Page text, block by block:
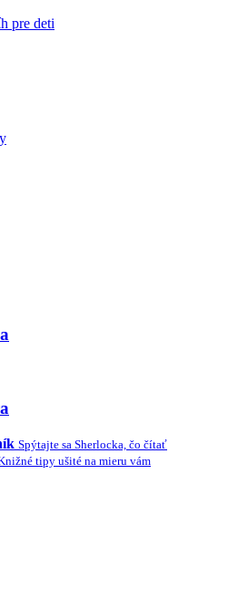
pre deti
Spýtajte sa Sherlocka, čo čítať
tipy ušité na mieru vám